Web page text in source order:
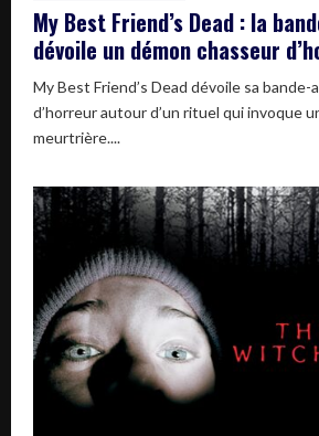
My Best Friend’s Dead : la
dévoile un démon chasseur
My Best Friend’s Dead dévoile sa bande-
d’horreur autour d’un rituel qui invoque
meurtrière....